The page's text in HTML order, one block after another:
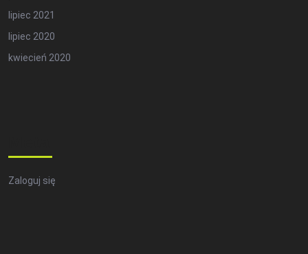
lipiec 2021
lipiec 2020
kwiecień 2020
Zaloguj się